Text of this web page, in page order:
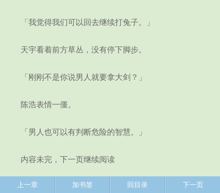
「我觉得我们可以回去继续打兔子。」
天宇看着前方草丛，没有停下脚步。
「刚刚不是你说男人就要拿大剑？」
陈浩表情一僵。
「男人也可以有判断危险的智慧。」
内容未完，下一页继续阅读
上一章 加书签 回目录 下一页